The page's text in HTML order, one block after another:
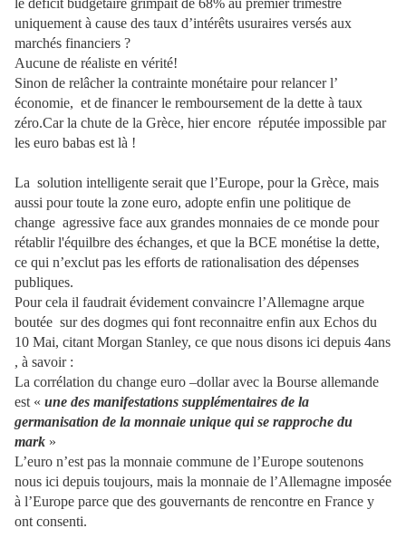
le déficit budgétaire grimpait de 68% au premier trimestre
uniquement à cause des taux d’intérêts usuraires versés aux
marchés financiers ?
Aucune de réaliste en vérité!
Sinon de relâcher la contrainte monétaire pour relancer l’
économie, et de financer le remboursement de la dette à taux
zéro.Car la chute de la Grèce, hier encore réputée impossible par
les euro babas est là !
La solution intelligente serait que l’Europe, pour la Grèce, mais
aussi pour toute la zone euro, adopte enfin une politique de
change agressive face aux grandes monnaies de ce monde pour
rétablir l'équilbre des échanges, et que la BCE monétise la dette,
ce qui n’exclut pas les efforts de rationalisation des dépenses
publiques.
Pour cela il faudrait évidement convaincre l’Allemagne arque
boutée sur des dogmes qui font reconnaitre enfin aux Echos du
10 Mai, citant Morgan Stanley, ce que nous disons ici depuis 4ans
, à savoir :
La corrélation du change euro –dollar avec la Bourse allemande
est « une des manifestations supplémentaires de la
germanisation de la monnaie unique qui se rapproche du
mark »
L’euro n’est pas la monnaie commune de l’Europe soutenons
nous ici depuis toujours, mais la monnaie de l’Allemagne imposée
à l’Europe parce que des gouvernants de rencontre en France y
ont consenti.